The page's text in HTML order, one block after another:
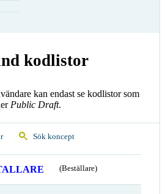
kodlistor
kan endast se kodlistor som
Public Draft.
Sök koncept
(Beställare)